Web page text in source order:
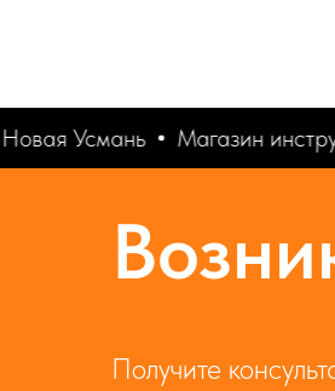
Усмань Магазин
Получите